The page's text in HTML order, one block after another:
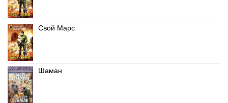
Свой Марс
Шаман